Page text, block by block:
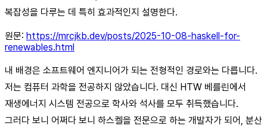
복잡성을 다루는 데 특히 효과적인지 설명한다.
원문: https://mrcjkb.dev/posts/2025-10-08-haskell-for-
renewables.html
내 배경은 소프트웨어 엔지니어가 되는 전형적인 경로와는 다릅니다.
저는 컴퓨터 과학을 전공하지 않았습니다. 대신 HTW 베를린에서
재생에너지 시스템 전공으로 학사와 석사를 모두 취득했습니다.
그러다 보니 어쩌다 보니 하스켈을 전문으로 하는 개발자가 되어, 분산